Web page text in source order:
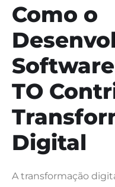
Como o
TO
Digital
A transformação